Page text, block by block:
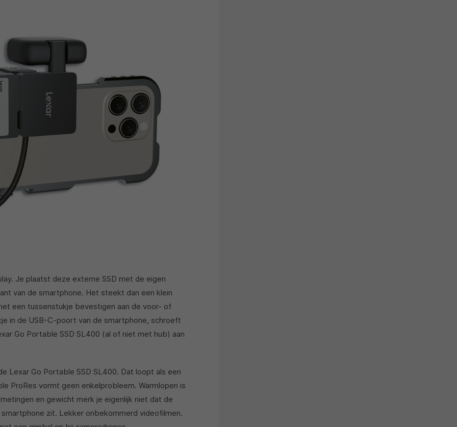
Je plaatst deze externe SSD met de eigen
van de smartphone. Het steekt dan een klein
een tussenstukje bevestigen aan de voor- of
in de USB-C-poort van de smartphone, schroeft
Go Portable SSD SL400 (al of niet met hub) aan
Lexar Go Portable SSD SL400. Dat loopt als een
ProRes vormt geen enkelprobleem. Warmlopen is
en gewicht merk je eigenlijk niet dat de
zit. Lekker onbekommerd videofilmen.